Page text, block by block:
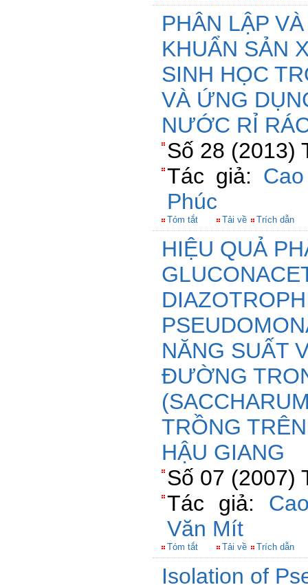
PHÂN LẬP
KHUẨN SẢN
SINH HỌC
VÀ ỨNG
NƯỚC RỈ
Số 28 (2013)
Tác giả:
Phúc
Tóm tắt Tải về Trích dẫn
HIỆU QUẢ
NĂNG SUẤT
ĐƯỜNG
TRỒNG
HẬU GIANG
Số 07 (2007)
Tác giả:
Văn Mít
Tóm tắt Tải về Trích dẫn
Isolation of